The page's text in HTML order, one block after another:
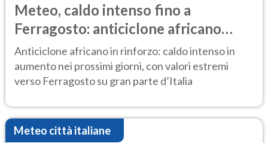
Meteo, caldo intenso fino a
Ferragosto: anticiclone africano
ancora protagonista
Anticiclone africano in rinforzo: caldo intenso in
aumento nei prossimi giorni, con valori estremi
verso Ferragosto su gran parte d’Italia
Meteo città italiane